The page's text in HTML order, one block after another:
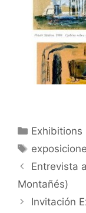
Categorías
Exhibitions
Etiquetas
Entrevista
Montañés)
Invitación